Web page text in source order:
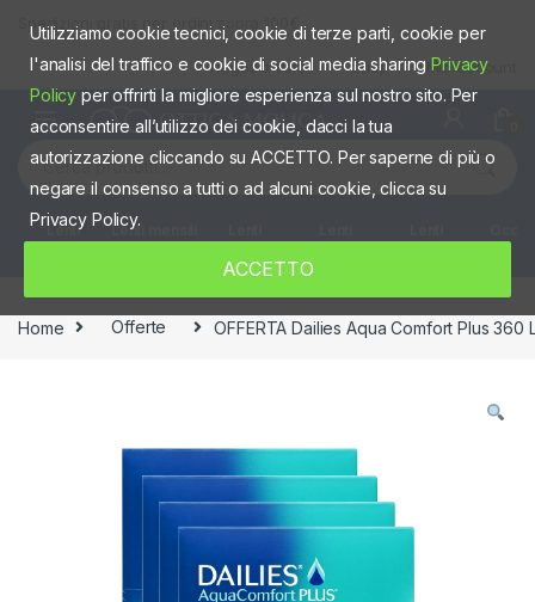
Spedizioni gratis per ordini sopra 100€
Negozio fisico Shop Mio account
Cerca:
Lenti
Lenti mensili
Home Offerte OFFERTA Dailies Aqua Comfort Plus 360
Utilizziamo cookie tecnici, cookie di terze parti, cookie per
l'analisi del traffico e cookie di social media sharingPrivacy
Policy per offrirti la migliore esperienza sul nostro sito. Per
acconsentire all’utilizzo dei cookie, dacci la tua
autorizzazione cliccando su ACCETTO. Per saperne di più o
negare il consenso a tutti o ad alcuni cookie, clicca su
Privacy Policy.
ACCETTO